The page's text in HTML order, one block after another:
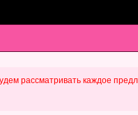
рассматривать каждое